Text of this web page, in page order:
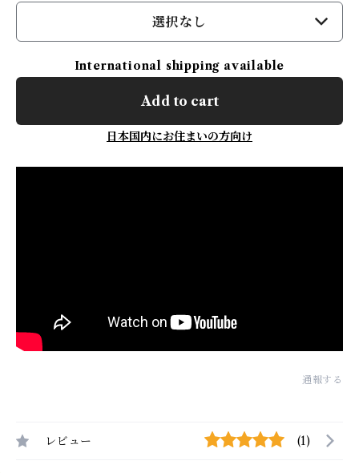
選択なし
International shipping available
Add to cart
日本国内にお住まいの方向け
通報する
レビュー (1)